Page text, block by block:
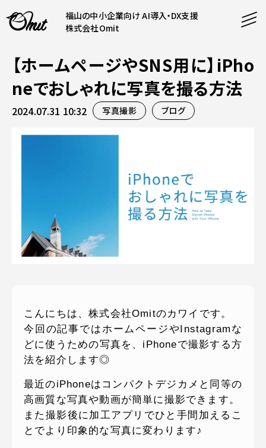
福山の中小企業向け AI導入・DX支援
株式会社Omit
事業内容
AI導入支援
システム開発
CONTENT
会社概要
採用情報
PRODUCTS
運営サービス
オミラボWEBでお問い合わせ
( 24時間365日いつでも受付対応 )
月〜金曜10:00 〜 19:00 ( 土日祝定休 )
【ホームページやSNS用に】iPho
neでおしゃれに写真を撮る方法
2024.07.31 10:32 写真撮影 ブログ
こんにちは、株式会社Omitのカワイです。
今回の記事ではホームページやInstagramな
どに使うための写真を、iPhoneで撮影する方
法を紹介します◎
最近のiPhoneはコンパクトデジカメと同等の
高画質な写真や動画が簡単に撮影できます。
また撮影後に加工アプリでひと手間加えるこ
とでより印象的な写真に変わります♪